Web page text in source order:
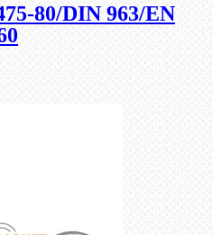
80/DIN 963/EN